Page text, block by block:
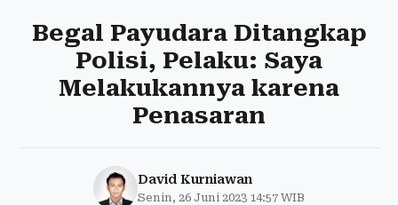
Begal Payudara Ditangkap
Polisi, Pelaku: Saya
Melakukannya karena
Penasaran
David Kurniawan
Senin, 26 Juni 2023 14:57 WIB